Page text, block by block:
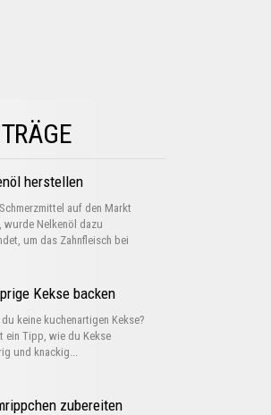
herstellen
auf den Markt
wurde Nelkenöl dazu
um das Zahnfleisch bei
Kekse backen
keine kuchenartigen Kekse?
ein Tipp, wie du Kekse
und knackig...
zubereiten